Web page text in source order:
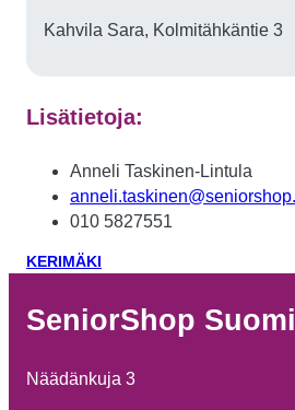
Kahvila Sara, Kolmitähkäntie 3
Lisätietoja:
Anneli Taskinen-Lintula
010 5827551
KERIMÄKI
SeniorShop Suomi
Näädänkuja 3